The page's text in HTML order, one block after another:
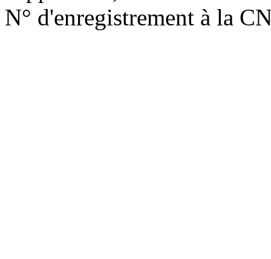
N° d'enregistrement à la